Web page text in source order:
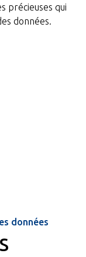
précieuses qui
données.
données